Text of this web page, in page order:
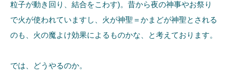
粒子が動き回り、結合をこわす)。昔から夜の神事やお祭り
で火が使われていますし、火が神聖＝かまどが神聖とされる
のも、火の魔よけ効果によるものかな、と考えております。
では、どうやるのか。